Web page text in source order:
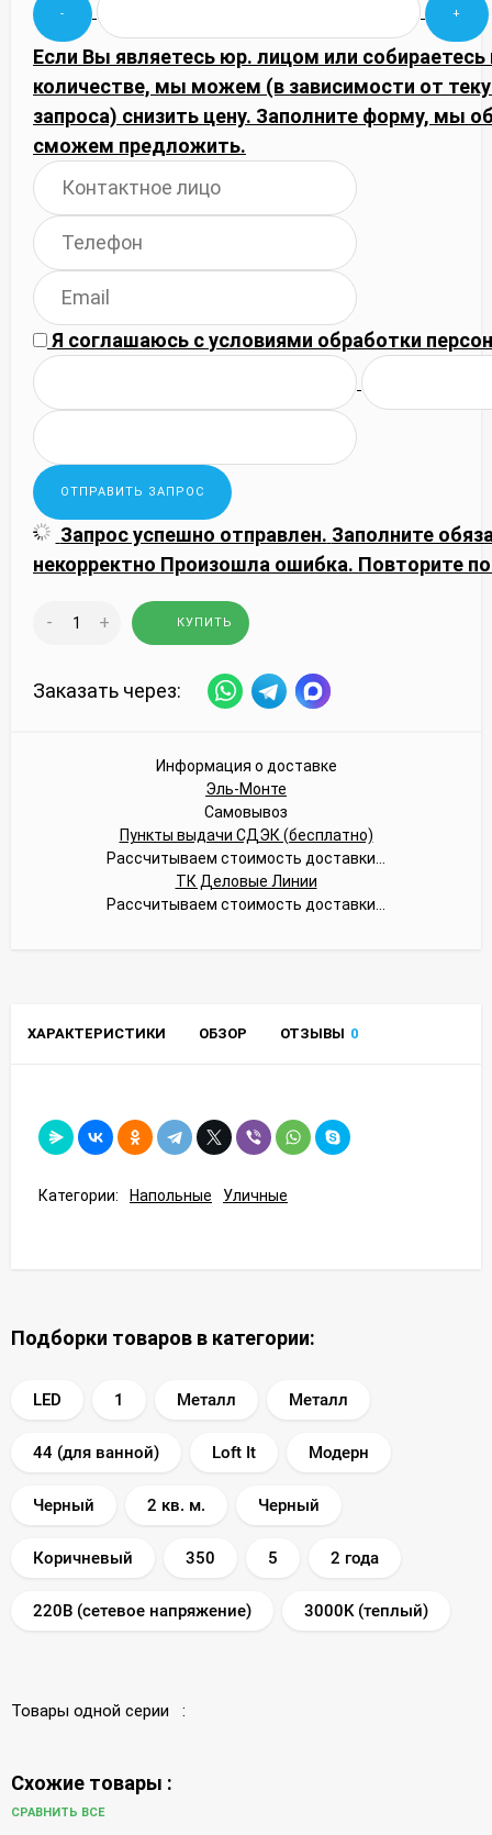
Если Вы являетесь юр. лицом или
количестве, мы можем (в зависимости от
запроса) снизить цену. Заполните форму, мы
сможем предложить.
Я соглашаюсь сусловиями обработки
Запрос успешно отправлен. Заполните
некорректно Произошла ошибка. Повторите
- + КУПИТЬ
Заказать через:
Информация о доставке
Эль-Монте
Самовывоз
Пункты выдачи СДЭК (бесплатно)
Рассчитываем стоимость доставки...
ТК Деловые Линии
Рассчитываем стоимость доставки...
ХАРАКТЕРИСТИКИ ОБЗОР ОТЗЫВЫ 0
Категории: Напольные Уличные
Подборки товаров в категории:
LED 1 Металл Металл
44 (для ванной) Loft It Модерн
Черный 2 кв. м. Черный
Коричневый 350 5 2 года
220В (сетевое напряжение) 3000K (теплый)
Товары одной серии :
Схожие товары :
СРАВНИТЬ ВСЕ